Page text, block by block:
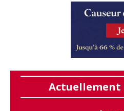
Actuellement